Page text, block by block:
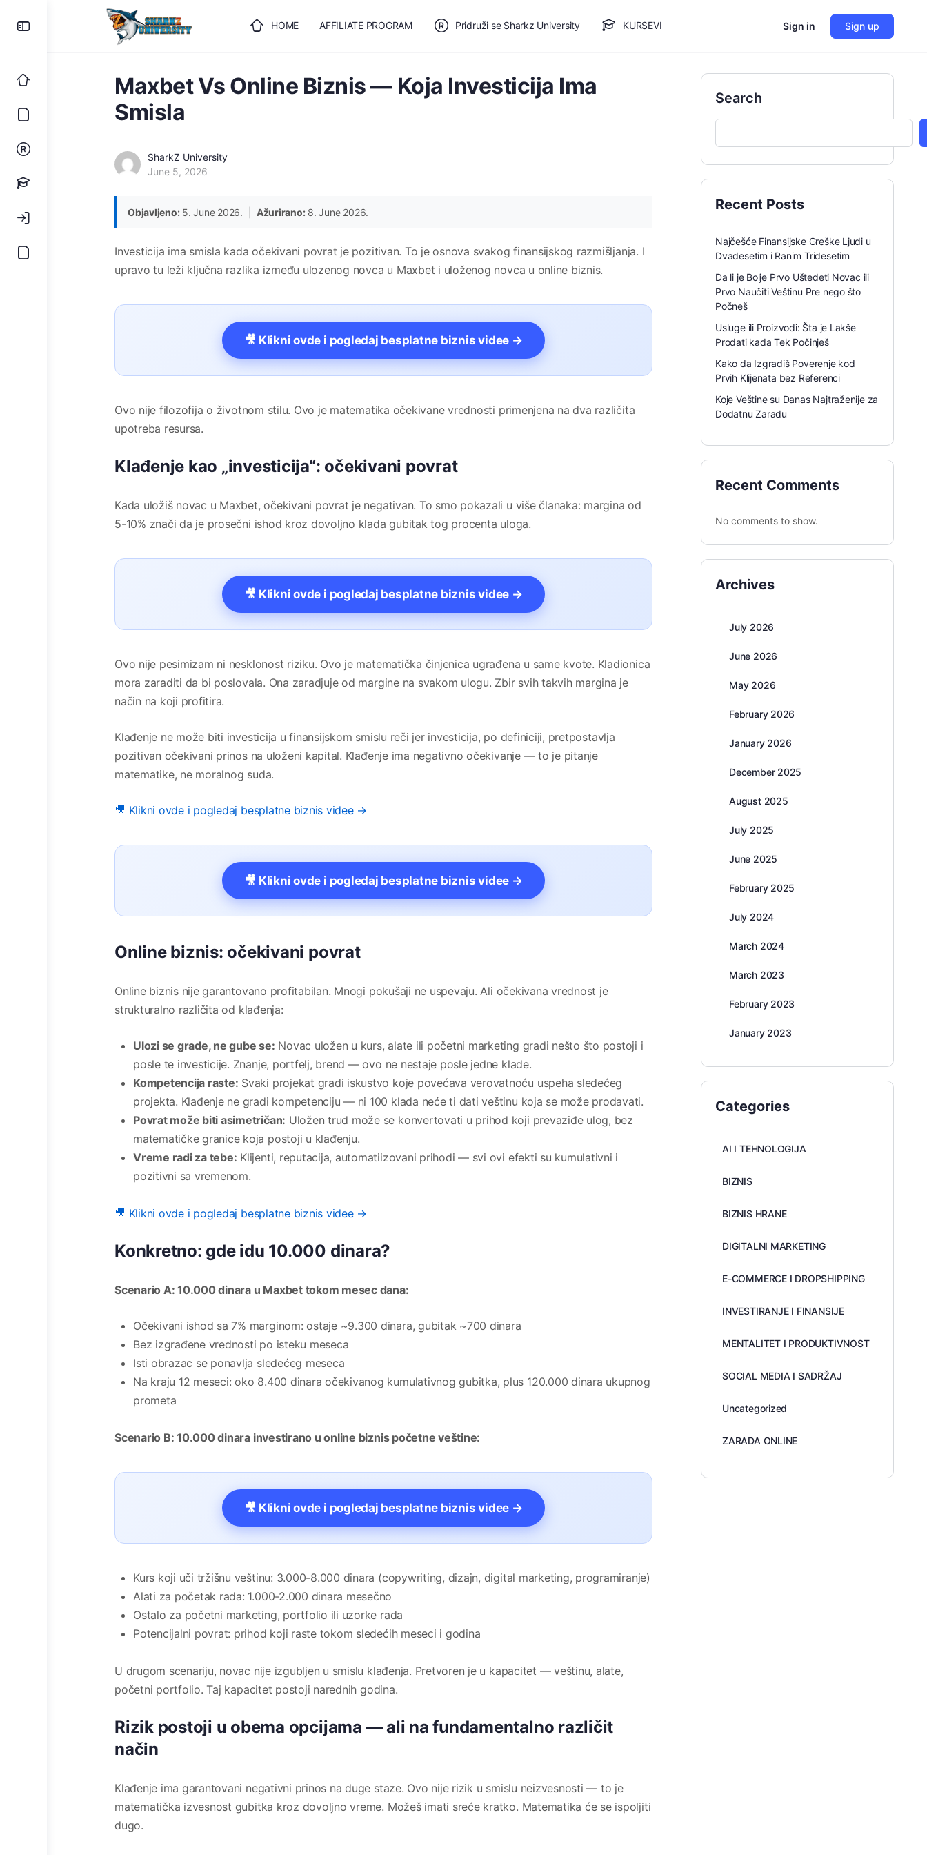
HOME AFFILIATE PROGRAM Pridruži se Sharkz University KURSEVI
ULOGUJTE SE 🎯 BESPLATAN PLAN
Sign in Sign up
Maxbet Vs Online Biznis — Koja Investicija Ima
Smisla
SharkZ University
June 5, 2026
Objavljeno:5. June 2026. | Ažurirano:8. June 2026.
Investicija ima smisla kada očekivani povrat je pozitivan. To je osnova svakog finansijskog razmišljanja. I
upravo tu leži ključna razlika između ulozenog novca u Maxbet i uloženog novca u online biznis.
🎥 Klikni ovde i pogledaj besplatne biznis videe →
Ovo nije filozofija o životnom stilu. Ovo je matematika očekivane vrednosti primenjena na dva različita
upotreba resursa.
Klađenje kao „investicija“: očekivani povrat
Kada uložiš novac u Maxbet, očekivani povrat je negativan. To smo pokazali u više članaka: margina od
5-10% znači da je prosečni ishod kroz dovoljno klada gubitak tog procenta uloga.
🎥 Klikni ovde i pogledaj besplatne biznis videe →
Ovo nije pesimizam ni nesklonost riziku. Ovo je matematička činjenica ugrađena u same kvote. Kladionica
mora zaraditi da bi poslovala. Ona zaradjuje od margine na svakom ulogu. Zbir svih takvih margina je
način na koji profitira.
Klađenje ne može biti investicija u finansijskom smislu reči jer investicija, po definiciji, pretpostavlja
pozitivan očekivani prinos na uloženi kapital. Klađenje ima negativno očekivanje — to je pitanje
matematike, ne moralnog suda.
🎥 Klikni ovde i pogledaj besplatne biznis videe →
🎥 Klikni ovde i pogledaj besplatne biznis videe →
Online biznis: očekivani povrat
Online biznis nije garantovano profitabilan. Mnogi pokušaji ne uspevaju. Ali očekivana vrednost je
strukturalno različita od klađenja:
Ulozi se grade, ne gube se: Novac uložen u kurs, alate ili početni marketing gradi nešto što postoji i
posle te investicije. Znanje, portfelj, brend — ovo ne nestaje posle jedne klade.
Kompetencija raste: Svaki projekat gradi iskustvo koje povećava verovatnoću uspeha sledećeg
projekta. Klađenje ne gradi kompetenciju — ni 100 klada neće ti dati veštinu koja se može prodavati.
Povrat može biti asimetričan: Uložen trud može se konvertovati u prihod koji prevaziđe ulog, bez
matematičke granice koja postoji u klađenju.
Vreme radi za tebe: Klijenti, reputacija, automatiizovani prihodi — svi ovi efekti su kumulativni i
pozitivni sa vremenom.
🎥 Klikni ovde i pogledaj besplatne biznis videe →
Konkretno: gde idu 10.000 dinara?
Scenario A: 10.000 dinara u Maxbet tokom mesec dana:
Očekivani ishod sa 7% marginom: ostaje ~9.300 dinara, gubitak ~700 dinara
Bez izgrađene vrednosti po isteku meseca
Isti obrazac se ponavlja sledećeg meseca
Na kraju 12 meseci: oko 8.400 dinara očekivanog kumulativnog gubitka, plus 120.000 dinara ukupnog
prometa
Scenario B: 10.000 dinara investirano u online biznis početne veštine:
🎥 Klikni ovde i pogledaj besplatne biznis videe →
Kurs koji uči tržišnu veštinu: 3.000-8.000 dinara (copywriting, dizajn, digital marketing, programiranje)
Alati za početak rada: 1.000-2.000 dinara mesečno
Ostalo za početni marketing, portfolio ili uzorke rada
Potencijalni povrat: prihod koji raste tokom sledećih meseci i godina
U drugom scenariju, novac nije izgubljen u smislu klađenja. Pretvoren je u kapacitet — veštinu, alate,
početni portfolio. Taj kapacitet postoji narednih godina.
Rizik postoji u obema opcijama — ali na fundamentalno različit
način
Klađenje ima garantovani negativni prinos na duge staze. Ovo nije rizik u smislu neizvesnosti — to je
matematička izvesnost gubitka kroz dovoljno vreme. Možeš imati sreće kratko. Matematika će se ispoljiti
dugo.
Search
Recent Posts
Najčešće Finansijske Greške Ljudi u
Dvadesetim i Ranim Tridesetim
Da li je Bolje Prvo Uštedeti Novac ili
Prvo Naučiti Veštinu Pre nego što
Počneš
Usluge ili Proizvodi: Šta je Lakše
Prodati kada Tek Počinješ
Kako da Izgradiš Poverenje kod
Prvih Klijenata bez Referenci
Koje Veštine su Danas Najtraženije za
Dodatnu Zaradu
Recent Comments
No comments to show.
Archives
July 2026
June 2026
May 2026
February 2026
January 2026
December 2025
August 2025
July 2025
June 2025
February 2025
July 2024
March 2024
March 2023
February 2023
January 2023
Categories
AI I TEHNOLOGIJA
BIZNIS
BIZNIS HRANE
DIGITALNI MARKETING
E-COMMERCE I DROPSHIPPING
INVESTIRANJE I FINANSIJE
MENTALITET I PRODUKTIVNOST
SOCIAL MEDIA I SADRŽAJ
Uncategorized
ZARADA ONLINE